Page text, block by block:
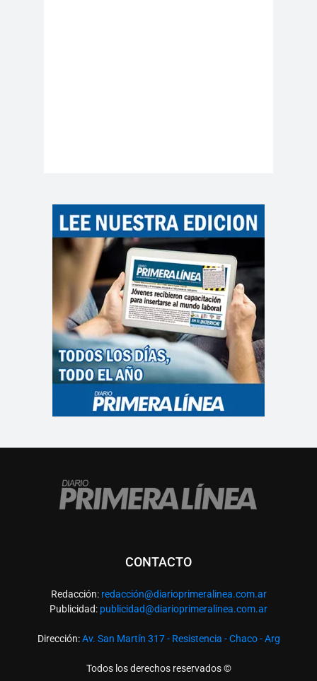
CONTACTO
Redacción: redacción@diarioprimeralinea.com.ar
Publicidad: publicidad@diarioprimeralinea.com.ar
Dirección:Av. San Martín 317 - Resistencia - Chaco - Arg
Todos los derechos reservados ©